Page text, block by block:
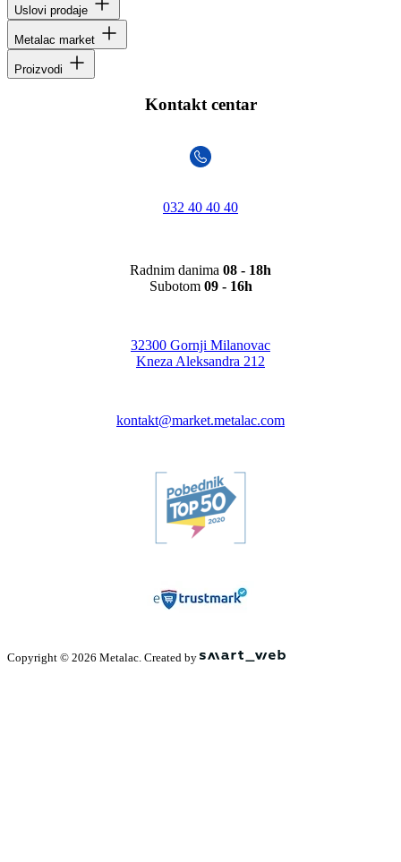
Uslovi prodaje
Metalac market
Proizvodi
Kontakt centar
032 40 40 40
Radnim danima 08 - 18h
Subotom 09 - 16h
32300 Gornji Milanovac
Kneza Aleksandra 212
kontakt@market.metalac.com
Copyright © 2026 Metalac. Created by